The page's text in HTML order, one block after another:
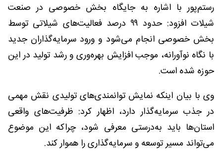
رستم‌پور با اشاره به جایگاه بخش خصوصی در صنعت
شیلات افزود: حدود ۹۹ درصد فعالیت‌های شیلاتی توسط
بخش خصوصی انجام می‌شود و ورود سرمایه‌گذاران جدید
با نگاه نوآورانه، موجب افزایش بهره‌وری و رشد تولید در این
حوزه شده است.
وی با بیان اینکه نمایش توانمندی‌های تولیدی نقش مهمی
در جذب سرمایه‌گذار دارد، اظهار کرد: ظرفیت‌های واقعی
استان‌ها باید به‌درستی معرفی شود، چراکه این موضوع
می‌تواند مسیر توسعه و سرمایه‌گذاری را هموار کند.